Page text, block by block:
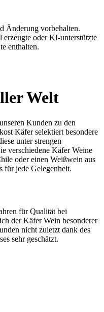
Änderung vorbehalten.
oder KI-unterstützte
enthalten.
Welt
Kunden zu den
Käfer selektiert besondere
unter strengen
verschiedene Käfer Weine
oder einen Weißwein aus
für jede Gelegenheit.
für Qualität bei
der Käfer Wein besonderer
nicht zuletzt dank des
sehr geschätzt.